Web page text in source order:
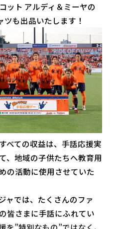
ット アルディ＆ミーヤの
も出品いたします！
べての収益は、手話応援実
、地域の子供たちへ教育用
の活動に使用させていた
ャでは、たくさんのファ
皆さまに手話にふれてい